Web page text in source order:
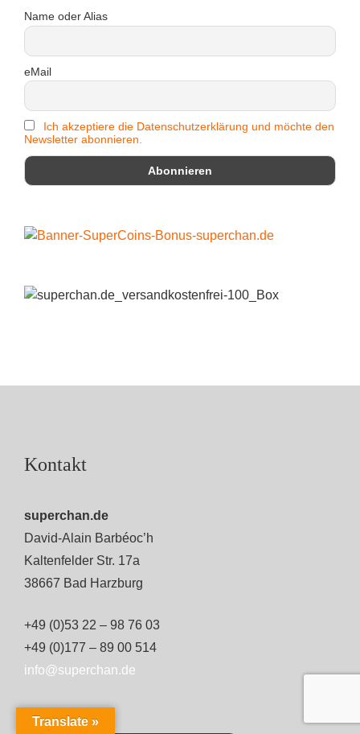
Name oder Alias
eMail
Ich akzeptiere die Datenschutzerklärung und möchte den
Newsletter abonnieren.
Kontakt
superchan.de
David-Alain Barbéoc’h
Kaltenfelder Str. 17a
38667 Bad Harzburg
+49 (0)53 22 – 98 76 03
+49 (0)177 – 89 00 514
info@superchan.de
Translate »